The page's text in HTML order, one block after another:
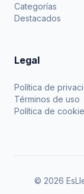
Categorías
Destacados
Legal
Política de
Términos de uso
Política de
© 2026